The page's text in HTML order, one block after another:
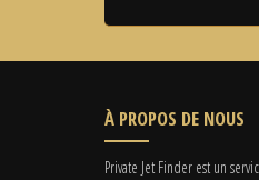
À PROPOS DE NOUS
Private Jet Finder est un